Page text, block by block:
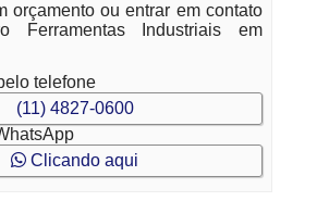
orçamento ou entrar em contato
Ferramentas Industriais em
telefone
(11) 4827-0600
Clicando aqui